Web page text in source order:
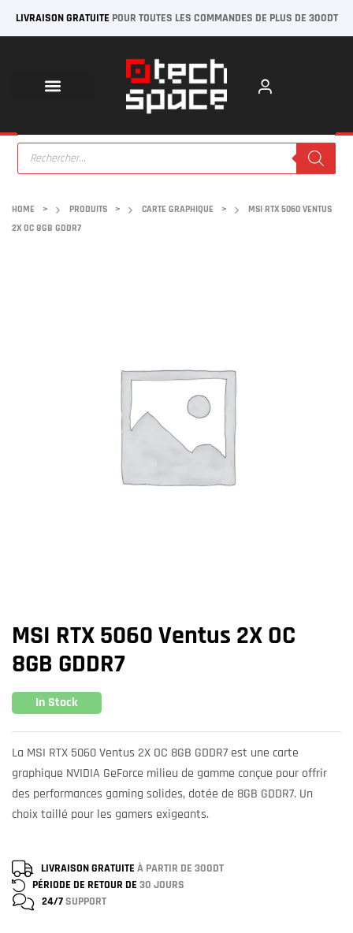
LIVRAISON GRATUITE POUR TOUTES LES COMMANDES DE PLUS DE 300DT
HOME > PRODUITS > CARTE GRAPHIQUE >
MSI RTX 5060 VENTUS
2X OC 8GB GDDR7
MSI RTX 5060 Ventus 2X OC
8GB GDDR7
In Stock
La MSI RTX 5060 Ventus 2X OC 8GB GDDR7 est une carte
graphique NVIDIA GeForce milieu de gamme conçue pour offrir
des performances gaming solides, dotée de 8GB GDDR7. Un
choix taillé pour les gamers exigeants.
LIVRAISON GRATUITE À PARTIR DE 300DT
PÉRIODE DE RETOUR DE 30 JOURS
24/7SUPPORT